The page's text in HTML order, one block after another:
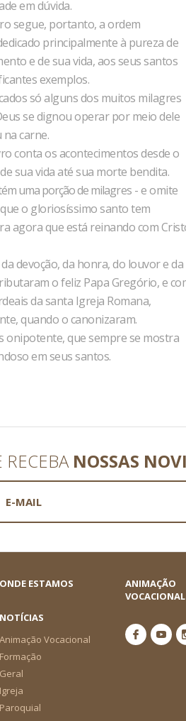
em dúvida.
segue, portanto, a ordem
principalmente à pureza de
e de sua vida, aos seus santos
exemplos.
só alguns dos muitos milagres
se dignou operar por meio dele
carne.
conta os acontecimentos desde o
sua vida até sua morte bendita.
uma porção de milagres - e omite
o gloriosíssimo santo tem
agora que está reinando com
devoção, da honra, do louvor e da
o feliz Papa Gregório, e
da santa Igreja Romana,
quando o canonizaram.
onipotente, que sempre se mostra
em seus santos.
RECEBA NOSSAS
ONDE ESTAMOS
ANIMAÇÃO
VOCACIONAL
NOTÍCIAS
Animação Vocacional
Formação
Geral
Igreja
Paroquial